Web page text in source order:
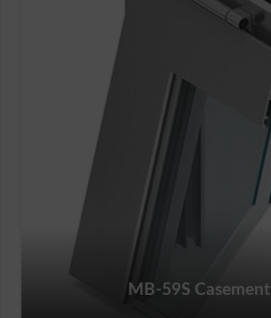
MB-59S Casement